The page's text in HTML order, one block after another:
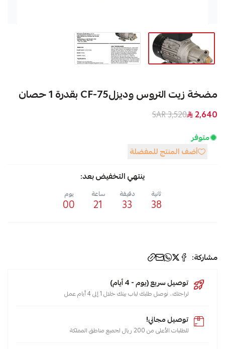
مضخة زيت التروس وديزلCF-75 بقدرة 1 حصان
2,640
3,520 SAR
متوفر
أضف المنتج للمفضلة
ينتهي التخفيض بعد:
38
ثانية
33
دقيقة
21
ساعة
00
يوم
الوسوم:
مشاركة:
توصيل سريع (يوم - 4 أيام)
لراحتك.. نوصل طلبك لباب بيتك خلال 1 إلى 4 أيام عمل
توصيل مجاني!
للطلبات الأعلى من 200 ريال لجميع مناطق المملكة